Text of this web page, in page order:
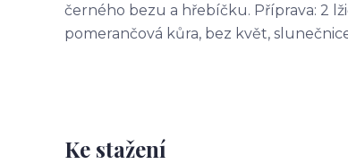
černého bezu a hřebíčku. Příprava: 2
pomerančová kůra, bez květ,
Ke stažení